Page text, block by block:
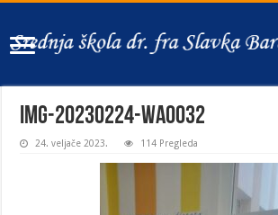
IMG-20230224-WA0032
24. veljače 2023. 114 Pregleda